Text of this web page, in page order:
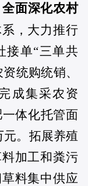
面深化农村
，大力推行
接单“三单共
统购统销、
成集采农资
体化托管面
元。拓展养殖
加工和粪污
料集中供应